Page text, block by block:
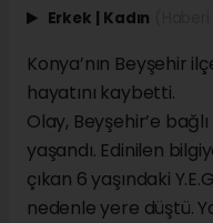
Erkek Kadın
Konya’nın Beyşehir
hayatını kaybetti.
Olay, Beyşehir’e
yaşandı. Edinilen
çıkan 6 yaşındaki
nedenle yere düştü.